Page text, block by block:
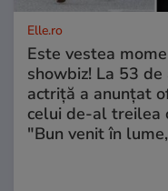
Elle.ro
Este vestea
showbiz! La 53 de
actriță a anunțat
celui de-al treilea
"Bun venit în